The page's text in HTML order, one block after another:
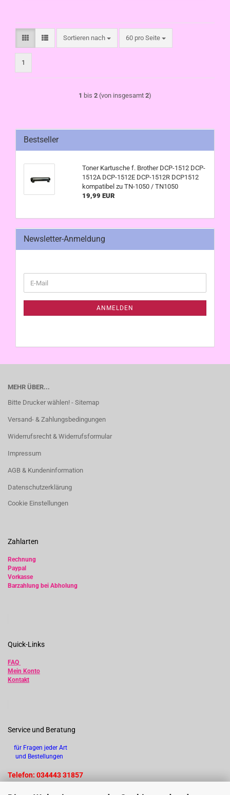
Sortieren nach
Sortieren nach 60 pro Seite
pro Seite
1
1 bis 2 (von insgesamt 2)
Bestseller
Toner Kartusche f. Brother DCP-1512 DCP-
1512A DCP-1512E DCP-1512R DCP1512
kompatibel zu TN-1050 / TN1050
19,99 EUR
Newsletter-Anmeldung
ZUR
E-
Mail
ANMELDEN
MEHR ÜBER...
Bitte Drucker wählen! - Sitemap
Versand- & Zahlungsbedingungen
Widerrufsrecht & Widerrufsformular
Impressum
AGB & Kundeninformation
Datenschutzerklärung
Cookie Einstellungen
Zahlarten
Rechnung
Paypal
Vorkasse
Barzahlung bei Abholung
Quick-Links
FAQ
Mein Konto
Kontakt
Service und Beratung
für Fragen jeder Art
und Bestellungen
Telefon: 034443 31857